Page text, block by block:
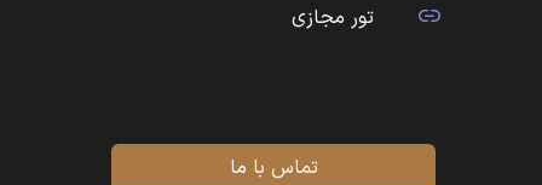
تور مجازی
تماس با ما